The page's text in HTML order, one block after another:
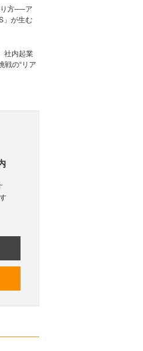
方──ア
」が生む
社内起業
戦の“リア